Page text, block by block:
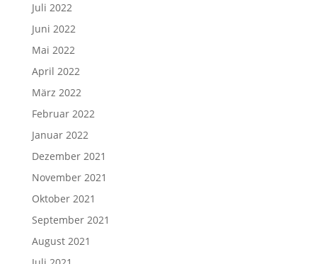
Juli 2022
Juni 2022
Mai 2022
April 2022
März 2022
Februar 2022
Januar 2022
Dezember 2021
November 2021
Oktober 2021
September 2021
August 2021